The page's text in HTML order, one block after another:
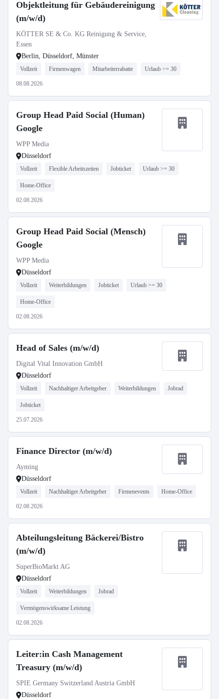
Objektleitung für Gebäudereinigung
(m/w/d)
KÖTTER SE & Co. KG Reinigung & Service,
Essen
Berlin, Düsseldorf, Münster
Vollzeit Firmenwagen Mitarbeiterrabatte Urlaub >= 30
08.08.2026
Group Head Paid Social (Human)
Google
WPP Media
Düsseldorf
Vollzeit Flexible Arbeitszeiten Jobticket Urlaub >= 30
Home-Office
02.08.2026
Group Head Paid Social (Mensch)
Google
WPP Media
Düsseldorf
Vollzeit Weiterbildungen Jobticket Urlaub >= 30
Home-Office
02.08.2026
Head of Sales (m/w/d)
Digital Vital Innovation GmbH
Düsseldorf
Vollzeit Nachhaltiger Arbeitgeber Weiterbildungen Jobrad
Jobticket
25.07.2026
Finance Director (m/w/d)
Ayming
Düsseldorf
Vollzeit Nachhaltiger Arbeitgeber Firmenevents Home-Office
02.08.2026
Abteilungsleitung Bäckerei/Bistro
(m/w/d)
SuperBioMarkt AG
Düsseldorf
Vollzeit Weiterbildungen Jobrad
Vermögenswirksame Leistung
02.08.2026
Leiter:in Cash Management
Treasury (m/w/d)
SPIE Germany Switzerland Austria GmbH
Düsseldorf